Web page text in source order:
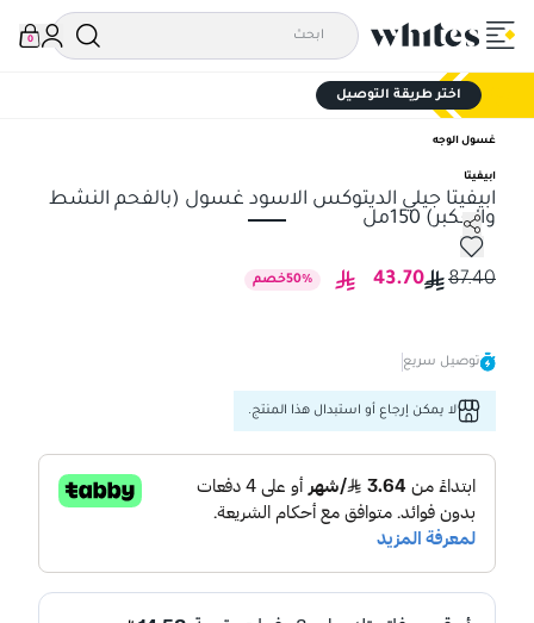
0
اختر طريقة التوصيل
غسول الوجه
ابيفيتا
ابيفيتا جيلي الديتوكس الاسود غسول (بالفحم النشط
والعكبر) 150مل
ابيفيتا جيلي الديتوكس الاسود غسول (بالفحم النشط والعكبر) 150مل
87.40
43.70
50% خصم
توصيل سريع
لا يمكن إرجاع أو استبدال هذا المنتج.